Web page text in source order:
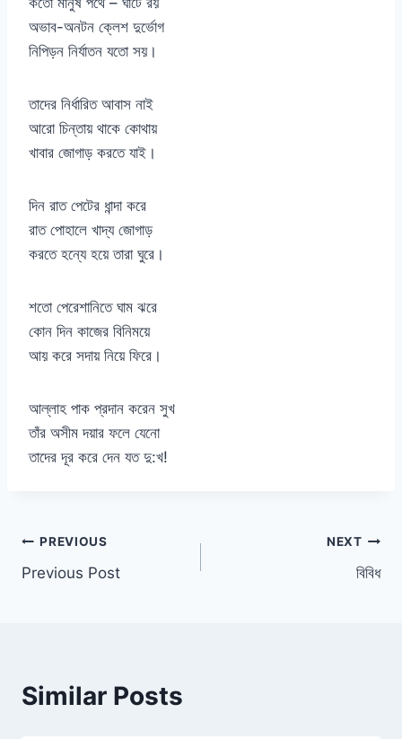
অভাব-অনটন ক্লেশ দুর্ভোগ
নিপিড়ন নির্যাতন যতো সয়।
তাদের নির্ধারিত আবাস নাই
আরো চিন্তায় থাকে কোথায়
খাবার জোগাড় করতে যাই।
দিন রাত পেটের ধান্দা করে
রাত পোহালে খাদ্য জোগাড়
করতে হন্যে হয়ে তারা ঘুরে।
শতো পেরেশানিতে ঘাম ঝরে
কোন দিন কাজের বিনিময়ে
আয় করে সদায় নিয়ে ফিরে।
আল্লাহ পাক প্রদান করেন সুখ
তাঁর অসীম দয়ার ফলে যেনো
তাদের দূর করে দেন যত দু:খ!
Post
navigation
PREVIOUS
Previous Post
NEXT
বিবিধ
Similar Posts